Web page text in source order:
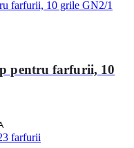
pentru farfurii, 10